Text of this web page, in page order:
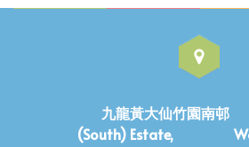
九龍黃大仙竹園南
(South) Estate,